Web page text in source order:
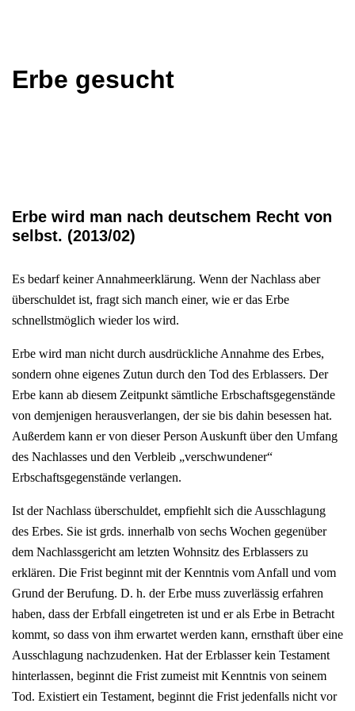
Erbe gesucht
Erbe wird man nach deutschem Recht von
selbst. (2013/02)
Es bedarf keiner Annahmeerklärung. Wenn der Nachlass aber
überschuldet ist, fragt sich manch einer, wie er das Erbe
schnellstmöglich wieder los wird.
Erbe wird man nicht durch ausdrückliche Annahme des Erbes,
sondern ohne eigenes Zutun durch den Tod des Erblassers. Der
Erbe kann ab diesem Zeitpunkt sämtliche Erbschaftsgegenstände
von demjenigen herausverlangen, der sie bis dahin besessen hat.
Außerdem kann er von dieser Person Auskunft über den Umfang
des Nachlasses und den Verbleib „verschwundener“
Erbschaftsgegenstände verlangen.
Ist der Nachlass überschuldet, empfiehlt sich die Ausschlagung
des Erbes. Sie ist grds. innerhalb von sechs Wochen gegenüber
dem Nachlassgericht am letzten Wohnsitz des Erblassers zu
erklären. Die Frist beginnt mit der Kenntnis vom Anfall und vom
Grund der Berufung. D. h. der Erbe muss zuverlässig erfahren
haben, dass der Erbfall eingetreten ist und er als Erbe in Betracht
kommt, so dass von ihm erwartet werden kann, ernsthaft über eine
Ausschlagung nachzudenken. Hat der Erblasser kein Testament
hinterlassen, beginnt die Frist zumeist mit Kenntnis von seinem
Tod. Existiert ein Testament, beginnt die Frist jedenfalls nicht vor